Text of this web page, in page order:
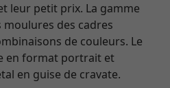
leur petit prix. La gamme
des cadres
de couleurs. Le
en format portrait et
en guise de cravate.